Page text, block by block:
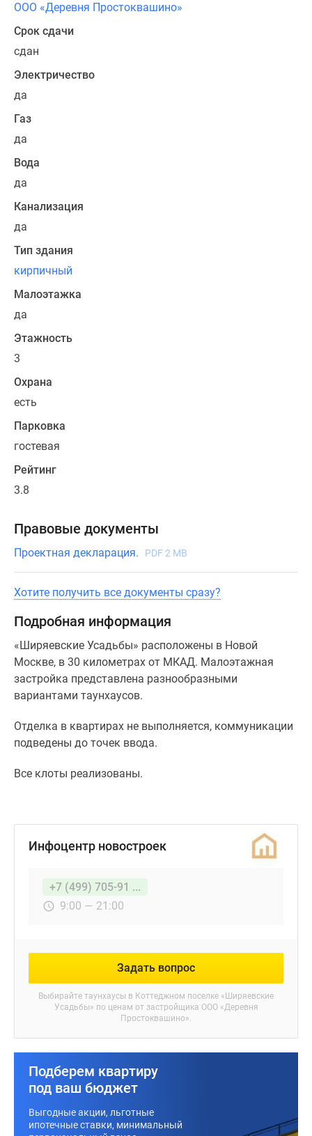
ООО «Деревня Простоквашино»
Срок сдачи
сдан
Электричество
да
Газ
да
Вода
да
Канализация
да
Тип здания
кирпичный
Малоэтажка
да
Этажность
3
Охрана
есть
Парковка
гостевая
Рейтинг
3.8
Правовые документы
Проектная декларация. PDF 2 MB
Хотите получить все документы сразу?
Подробная информация
«Ширяевские Усадьбы» расположены в Новой
Москве, в 30 километрах от МКАД. Малоэтажная
застройка представлена разнообразными
вариантами таунхаусов.
Отделка в квартирах не выполняется, коммуникации
подведены до точек ввода.
Все клоты реализованы.
Инфоцентр новостроек
+7 (499) 705-91 ...
9:00 — 21:00
Задать вопрос
Выбирайте таунхаусы в Коттеджном поселке «Ширяевские
Усадьбы» по ценам от застройщика ООО «Деревня
Простоквашино».
Подберем квартиру
под ваш бюджет
Выгодные акции, льготные
ипотечные ставки, минимальный